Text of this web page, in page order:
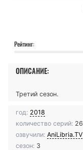
Рейтинг:
ОПИСАНИЕ:
Третий сезон.
год: 2018
количество серий: 26
озвучили: AniLibria.TV
сезон: 3